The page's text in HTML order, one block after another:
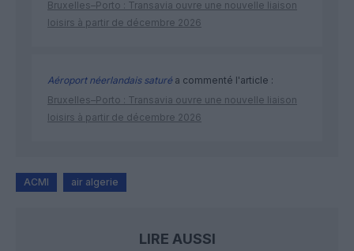
Bruxelles–Porto : Transavia ouvre une nouvelle liaison
loisirs à partir de décembre 2026
Aéroport néerlandais saturéa commenté l'article :
Bruxelles–Porto : Transavia ouvre une nouvelle liaison
loisirs à partir de décembre 2026
ACMI air algerie
LIRE AUSSI